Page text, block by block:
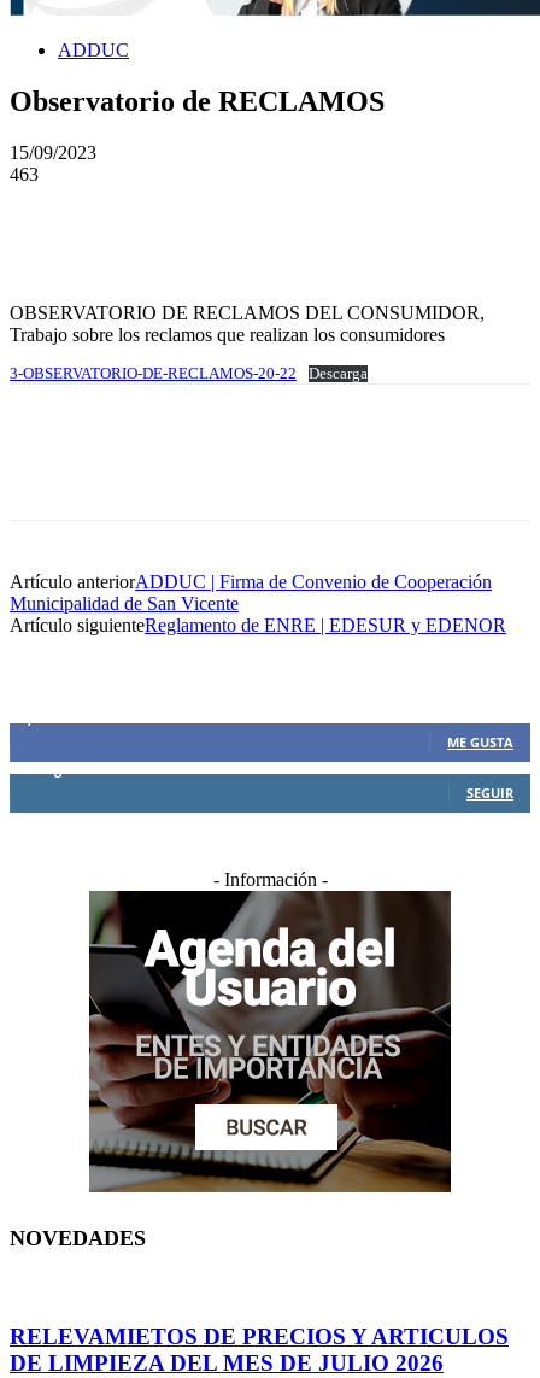
ADDUC
Observatorio de RECLAMOS
15/09/2023
463
OBSERVATORIO DE RECLAMOS DEL CONSUMIDOR,
Trabajo sobre los reclamos que realizan los consumidores
3-OBSERVATORIO-DE-RECLAMOS-20-22 Descarga
Artículo anteriorADDUC | Firma de Convenio de Cooperación
Municipalidad de San Vicente
Artículo siguienteReglamento de ENRE | EDESUR y EDENOR
ME GUSTA
0 Seguidores
SEGUIR
- Información -
NOVEDADES
RELEVAMIETOS DE PRECIOS Y ARTICULOS
DE LIMPIEZA DEL MES DE JULIO 2026